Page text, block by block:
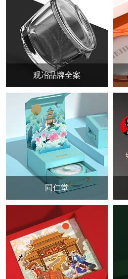
观冶品牌全案
同仁堂